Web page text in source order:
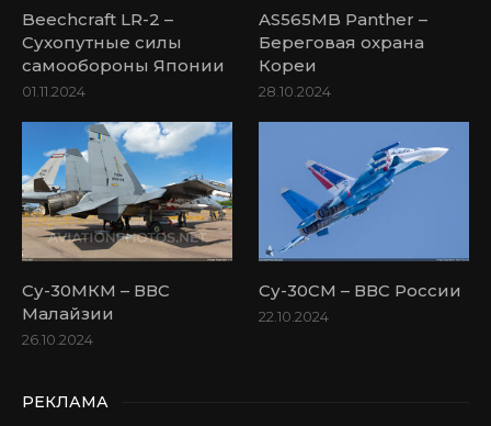
Beechcraft LR-2 –
Сухопутные силы
самообороны Японии
01.11.2024
AS565MB Panther –
Береговая охрана
Кореи
28.10.2024
Су-30МКМ – ВВС
Малайзии
26.10.2024
Су-30СМ – ВВС России
22.10.2024
РЕКЛАМА